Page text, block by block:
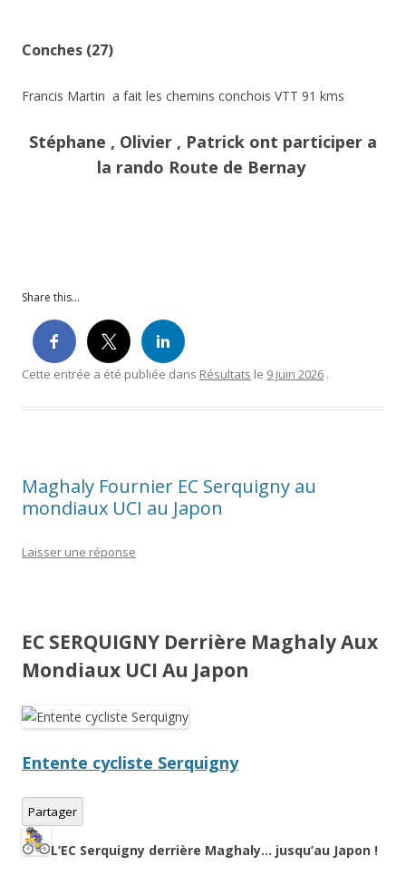
Conches (27)
Francis Martin a fait les chemins conchois VTT 91 kms
Stéphane , Olivier , Patrick ont participer a
la rando Route de Bernay
Share this...
Cette entrée a été publiée dans Résultats le 9 juin 2026 .
Maghaly Fournier EC Serquigny au
mondiaux UCI au Japon
Laisser une réponse
EC SERQUIGNY Derrière Maghaly Aux
Mondiaux UCI Au Japon
Entente cycliste Serquigny
Partager
L’EC Serquigny derrière Maghaly… jusqu’au Japon !